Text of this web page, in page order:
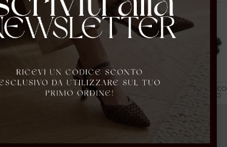
ELSAN252COCCO
SIOUXT.MORO